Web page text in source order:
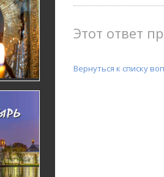
Этот ответ
Вернуться к списку